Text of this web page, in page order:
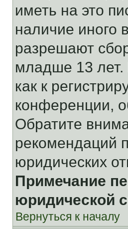
иметь на это
наличие иного
разрешают
младше 13
как к
конференции,
Обратите
рекомендаций
юридических
Примечание
юридической
Вернуться к началу